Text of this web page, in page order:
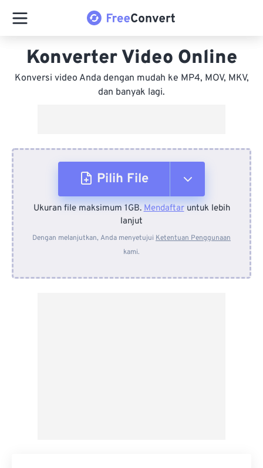
Konverter Video Online
Konversi video Anda dengan mudah ke MP4, MOV, MKV,
dan banyak lagi.
Pilih File
Dari Perangkat
Dari Dropbox
Ukuran file maksimum 1GB.Mendaftaruntuk lebih
lanjut
Dengan melanjutkan, Anda menyetujui Ketentuan Penggunaan
kami.